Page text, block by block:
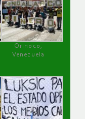
Orinoco,
Venezuela